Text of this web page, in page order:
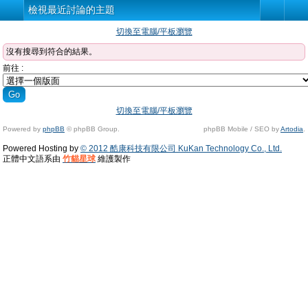
檢視最近討論的主題
切換至電腦/平板瀏覽
沒有搜尋到符合的結果。
前往 :
切換至電腦/平板瀏覽
Powered by phpBB © phpBB Group. phpBB Mobile / SEO byArtodia
Powered Hosting by © 2012 酷康科技有限公司 KuKan Technology Co., Ltd.
正體中文語系由 竹貓星球 維護製作